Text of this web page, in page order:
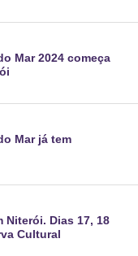
Mar 2024 começa
Mar já tem
Niterói. Dias 17, 18
Cultural